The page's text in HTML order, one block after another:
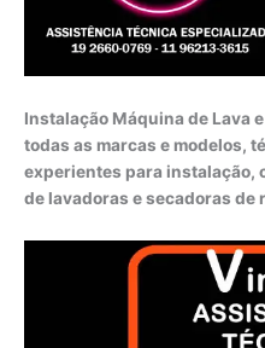
Instalação Máquina de Lava
todas as marcas e modelos,
experientes para instalação,
de lavadoras e secadoras de